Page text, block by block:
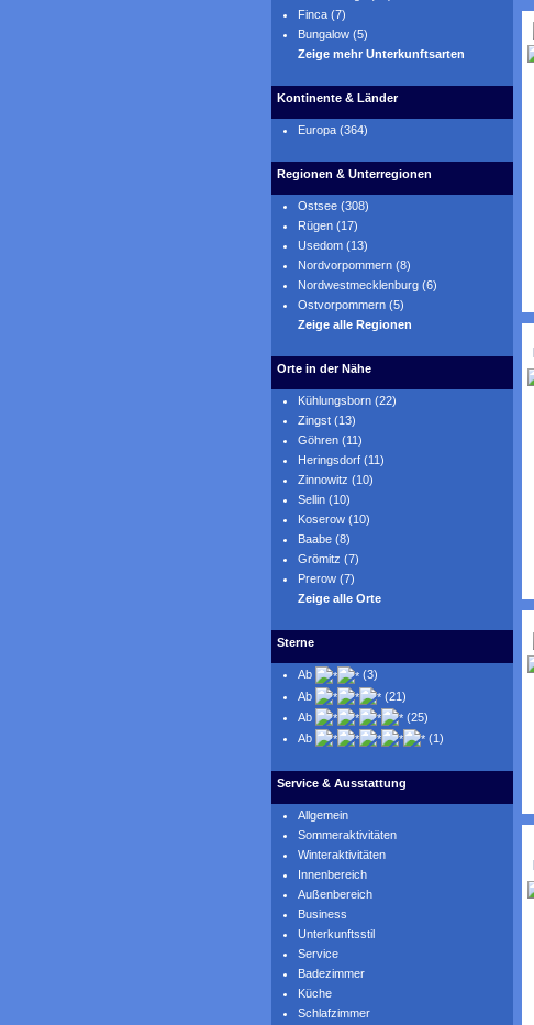
Finca (7)
Bungalow (5)
Zeige mehr Unterkunftsarten
Kontinente & Länder
Europa (364)
Regionen & Unterregionen
Ostsee (308)
Rügen (17)
Usedom (13)
Nordvorpommern (8)
Nordwestmecklenburg (6)
Ostvorpommern (5)
Zeige alle Regionen
Orte in der Nähe
Kühlungsborn (22)
Zingst (13)
Göhren (11)
Heringsdorf (11)
Zinnowitz (10)
Sellin (10)
Koserow (10)
Baabe (8)
Grömitz (7)
Prerow (7)
Zeige alle Orte
Sterne
Ab
(3)
Ab
(21)
Ab
(25)
Ab
(1)
Service & Ausstattung
Allgemein
Sommeraktivitäten
Winteraktivitäten
Innenbereich
Außenbereich
Business
Unterkunftsstil
Service
Badezimmer
Küche
Schlafzimmer